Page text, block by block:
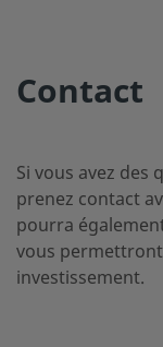
2507-600-
1-4-SG2
Contact
Si vous avez
prenez contact
pourra
vous
investissement.